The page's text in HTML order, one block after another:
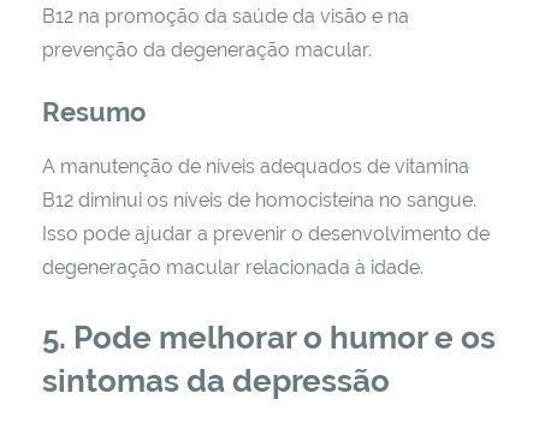
B12 na promoção da saúde da visão e na
prevenção da degeneração macular.
Resumo
A manutenção de níveis adequados de vitamina
B12 diminui os níveis de homocisteína no sangue.
Isso pode ajudar a prevenir o desenvolvimento de
degeneração macular relacionada à idade.
5. Pode melhorar o humor e os
sintomas da depressão